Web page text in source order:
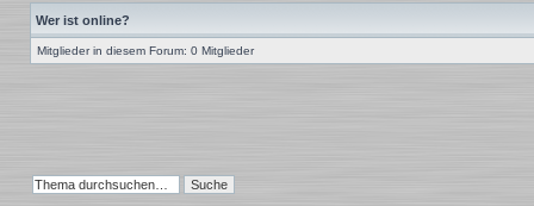
Wer ist online?
Mitglieder in diesem Forum: 0 Mitglieder